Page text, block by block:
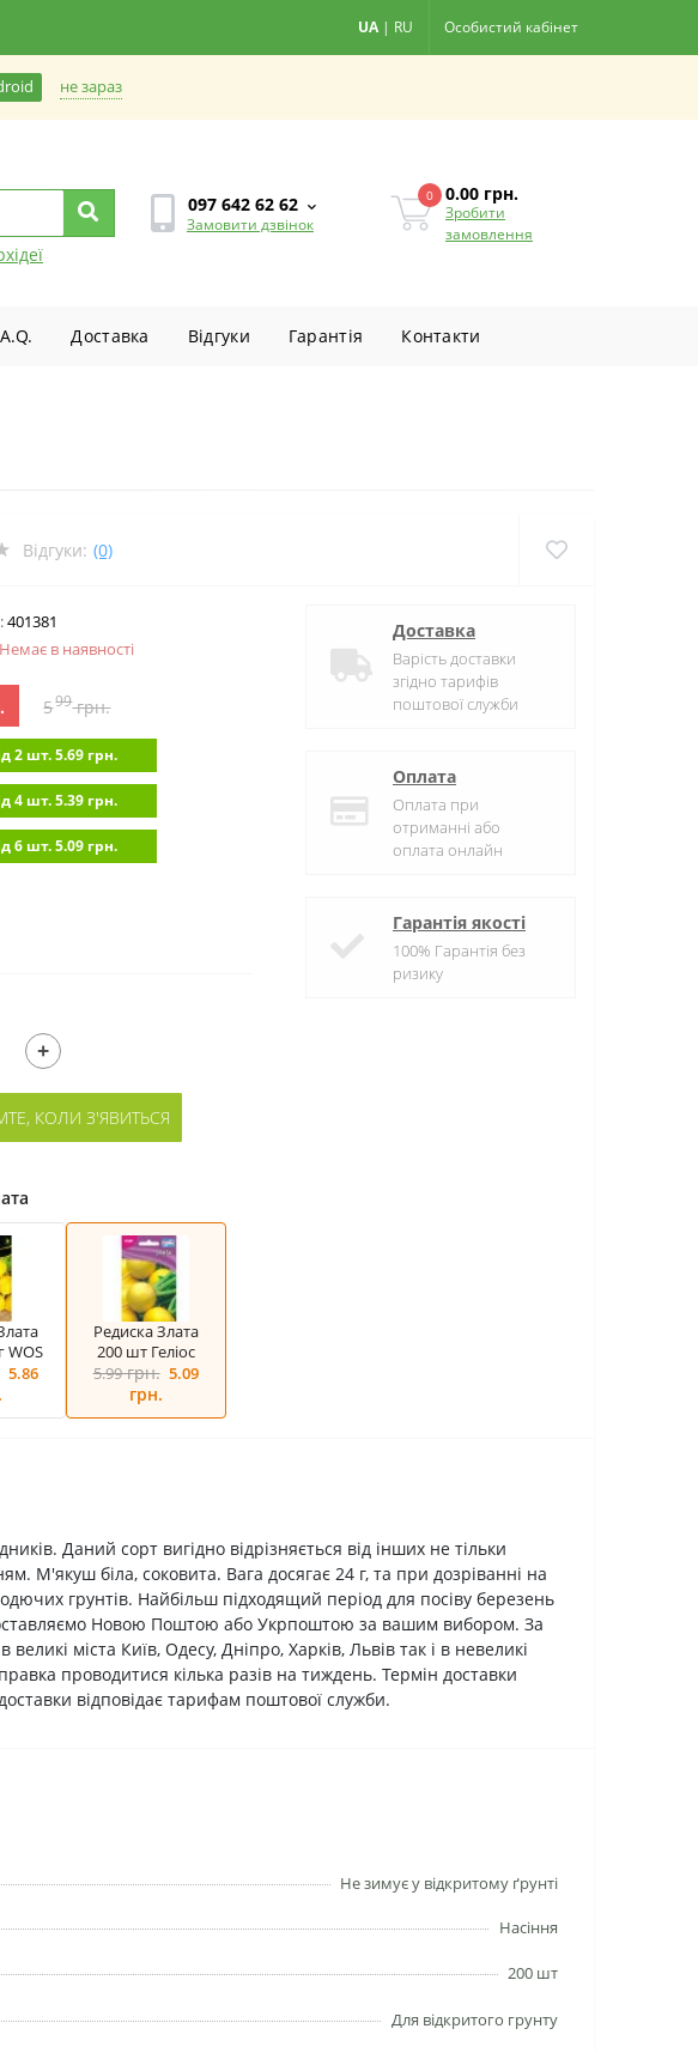
UA | RU Особистий кабінет
не зараз
097 642 62 62
Замовити дзвінок
0 0.00 грн.
Зробити
замовлення
Доставка Вiдгуки Гарантiя Контакти
Відгуки: (0)
401381
Немає в наявностi
599грн.
2 шт. 5.69 грн.
4 шт. 5.39 грн.
6 шт. 5.09 грн.
Доставка
Варість доставки
згідно тарифів
поштової служби
Оплата
Оплата при
отриманні або
оплата онлайн
Гарантія якості
100% Гарантія без
ризику
+
КОЛИ З'ЯВИТЬСЯ
WOS
5.86
Редиска Злата
200 шт Геліос
5.99грн. 5.09
грн.
Даний сорт вигідно відрізняється від інших не тільки
М'якуш біла, соковита. Вага досягає 24 г, та при дозріванні на
грунтів. Найбільш підходящий період для посіву березень
Новою Поштою або Укрпоштою за вашим вибором. За
міста Київ, Одесу, Дніпро, Харків, Львів так і в невеликі
проводитися кілька разів на тиждень. Термін доставки
відповідає тарифам поштової служби.
Не зимує у відкритому ґрунті
Насіння
200 шт
Для відкритого грунту